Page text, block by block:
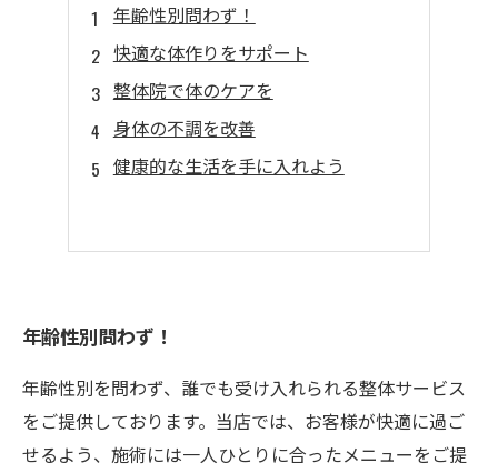
年齢性別問わず！
快適な体作りをサポート
整体院で体のケアを
身体の不調を改善
健康的な生活を手に入れよう
年齢性別問わず！
年齢性別を問わず、誰でも受け入れられる整体サービス
をご提供しております。当店では、お客様が快適に過ご
せるよう、施術には一人ひとりに合ったメニューをご提